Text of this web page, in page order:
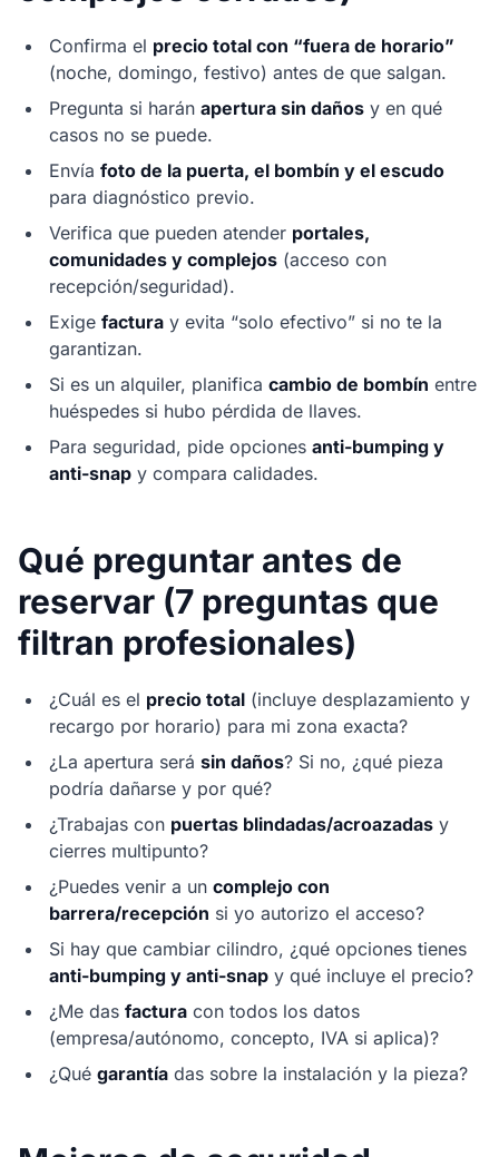
Confirma el precio total con “fuera de horario”
(noche, domingo, festivo) antes de que salgan.
Pregunta si harán apertura sin daños y en qué
casos no se puede.
Envía foto de la puerta, el bombín y el escudo
para diagnóstico previo.
Verifica que pueden atender portales,
comunidades y complejos (acceso con
recepción/seguridad).
Exige factura y evita “solo efectivo” si no te la
garantizan.
Si es un alquiler, planifica cambio de bombín entre
huéspedes si hubo pérdida de llaves.
Para seguridad, pide opciones anti-bumping y
anti-snap y compara calidades.
Qué preguntar antes de
reservar (7 preguntas que
filtran profesionales)
¿Cuál es el precio total (incluye desplazamiento y
recargo por horario) para mi zona exacta?
¿La apertura será sin daños? Si no, ¿qué pieza
podría dañarse y por qué?
¿Trabajas con puertas blindadas/acroazadas y
cierres multipunto?
¿Puedes venir a un complejo con
barrera/recepción si yo autorizo el acceso?
Si hay que cambiar cilindro, ¿qué opciones tienes
anti-bumping y anti-snap y qué incluye el precio?
¿Me das factura con todos los datos
(empresa/autónomo, concepto, IVA si aplica)?
¿Qué garantía das sobre la instalación y la pieza?